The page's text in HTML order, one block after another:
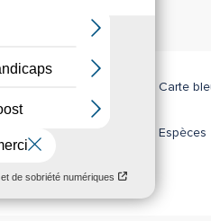
Carte
Espèces